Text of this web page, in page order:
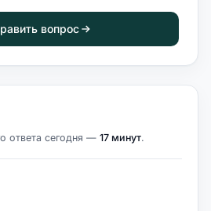
вопрос
ответа сегодня — 17 минут.